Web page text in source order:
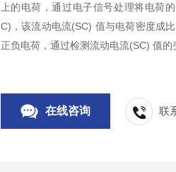
上的电荷，通过电子信号处理将电荷
C)，该流动电流(SC) 值与电荷密度成
正负电荷，通过检测流动电流(SC) 值的
在线咨询 联